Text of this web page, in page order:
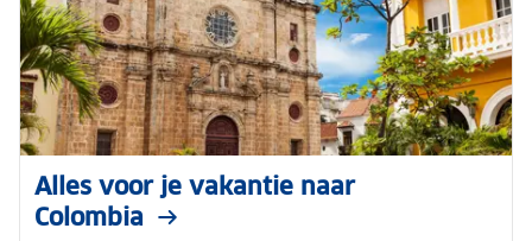
Alles voor je vakantie naar
Colombia